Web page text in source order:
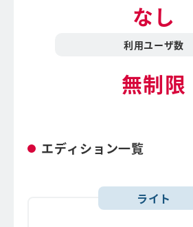
なし
利用ユーザ数
無制限
エディション一覧
ライト